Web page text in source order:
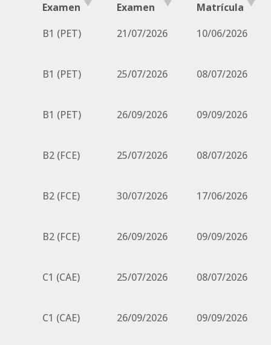
Examen
Examen
Matrícula
B1 (PET)
21/07/2026 10/06/2026
B1 (PET) 25/07/2026 08/07/2026
B1 (PET) 26/09/2026 09/09/2026
B2 (FCE) 25/07/2026 08/07/2026
B2 (FCE) 30/07/2026 17/06/2026
B2 (FCE) 26/09/2026 09/09/2026
C1 (CAE) 25/07/2026 08/07/2026
C1 (CAE) 26/09/2026 09/09/2026